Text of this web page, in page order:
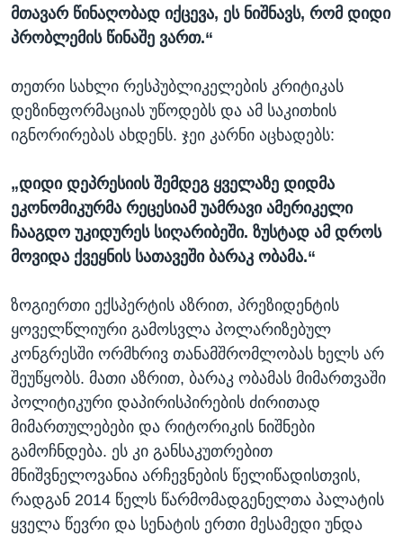
მთავარ წინაღობად იქცევა, ეს ნიშნავს, რომ დიდი
პრობლემის წინაშე ვართ.“
თეთრი სახლი რესპუბლიკელების კრიტიკას
დეზინფორმაციას უწოდებს და ამ საკითხის
იგნორირებას ახდენს. ჯეი კარნი აცხადებს:
„დიდი დეპრესიის შემდეგ ყველაზე დიდმა
ეკონომიკურმა რეცესიამ უამრავი ამერიკელი
ჩააგდო უკიდურეს სიღარიბეში. ზუსტად ამ დროს
მოვიდა ქვეყნის სათავეში ბარაკ ობამა.“
ზოგიერთი ექსპერტის აზრით, პრეზიდენტის
ყოველწლიური გამოსვლა პოლარიზებულ
კონგრესში ორმხრივ თანამშრომლობას ხელს არ
შეუწყობს. მათი აზრით, ბარაკ ობამას მიმართვაში
პოლიტიკური დაპირისპირების ძირითად
მიმართულებები და რიტორიკის ნიშნები
გამოჩნდება. ეს კი განსაკუთრებით
მნიშვნელოვანია არჩევნების წელიწადისთვის,
რადგან 2014 წელს წარმომადგენელთა პალატის
ყველა წევრი და სენატის ერთი მესამედი უნდა